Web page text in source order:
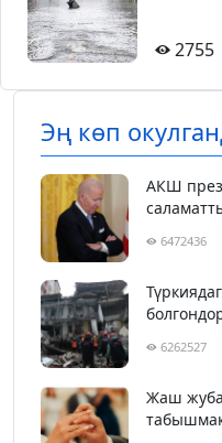
2755
Эң көп
АКШ
6472436
6262527
Жаш